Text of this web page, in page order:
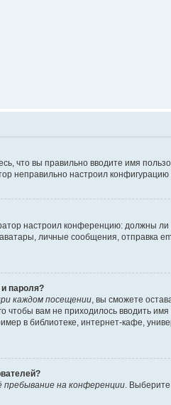
что вы правильно вводите имя
неправильно настроил
настроил конференцию: должны
личные сообщения, отправка
пароля?
каждом посещении, вы сможете
чтобы вам не приходилось вводить
в библиотеке, интернет-кафе,
пребывание на конференции.